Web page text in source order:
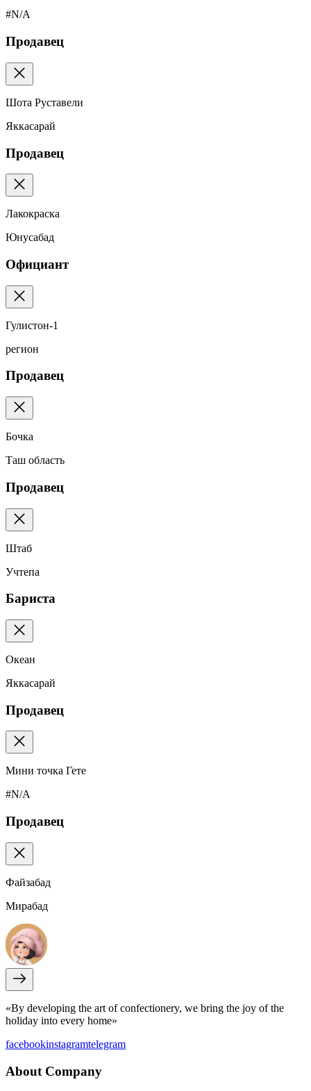
#N/A
Продавец
Шота Руставели
Яккасарай
Продавец
Лакокраска
Юнусабад
Официант
Гулистон-1
регион
Продавец
Бочка
Таш область
Продавец
Штаб
Учтепа
Бариста
Океан
Яккасарай
Продавец
Мини точка Гете
#N/A
Продавец
Файзабад
Мирабад
«By developing the art of confectionery, we bring the joy of the
holiday into every home»
facebookinstagramtelegram
About Company